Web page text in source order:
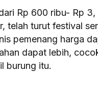
Rp 600 ribu- Rp
telah turut festival
pemenang harga
dapat lebih,
burung itu.